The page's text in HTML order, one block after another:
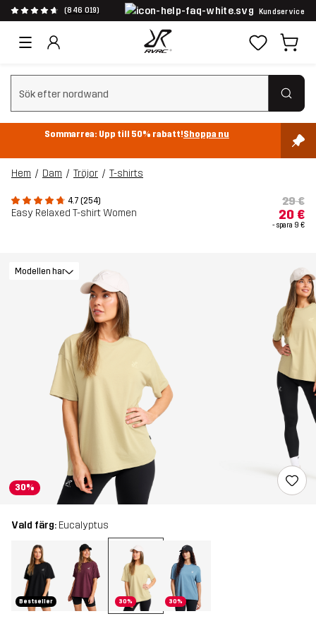
(846 019) Kundservice
Rensa sök
Sommarrea: Upp till 50% rabatt!Shoppa nu
Hem Dam Tröjor T-shirts
4.7 (254)
Easy Relaxed T-shirt Women
29 €
20 €
- spara 9 €
30%
Modellen har
Vald färg: Eucalyptus
Bestseller 30% 30%